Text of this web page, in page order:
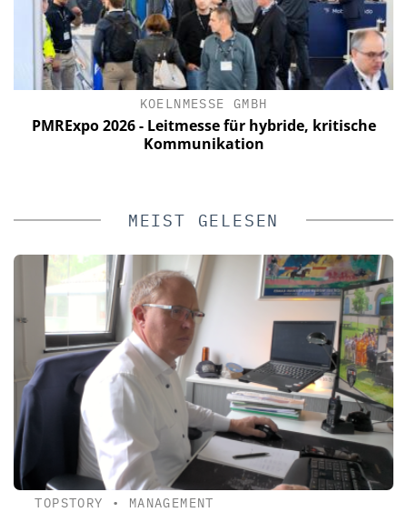
KOELNMESSE GMBH
PMRExpo 2026 - Leitmesse für hybride, kritische
Kommunikation
MEIST GELESEN
TOPSTORY • MANAGEMENT